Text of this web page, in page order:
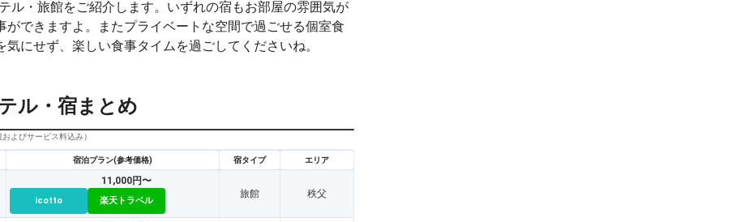
ル・旅館をご紹介します。いずれの宿もお部屋の雰囲気が
ができますよ。またプライベートな空間で過ごせる個室食
にせず、楽しい食事タイムを過ごしてくださいね。
ル・宿まとめ
よびサービス料込み）
宿泊プラン(参考価格) 宿タイプ エリア
icotto
11,000円〜
楽天トラベル
旅館 秩父